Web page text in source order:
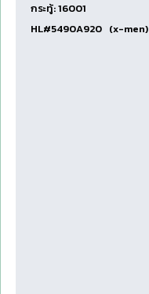
กระทู้: 16001
HL#5490A920 (x-men)